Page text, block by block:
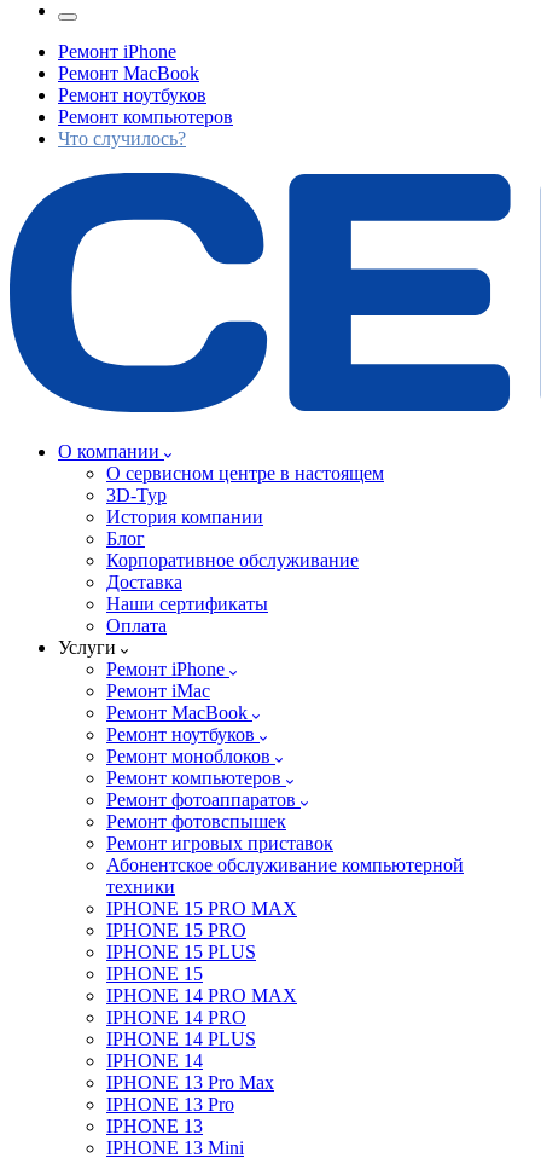
Ремонт iPhone
Ремонт MacBook
Ремонт ноутбуков
Ремонт компьютеров
Что случилось?
О компании
О сервисном центре в настоящем
3D-Тур
История компании
Блог
Корпоративное обслуживание
Доставка
Наши сертификаты
Оплата
Услуги
Ремонт iPhone
Ремонт iMac
Ремонт MacBook
Ремонт ноутбуков
Ремонт моноблоков
Ремонт компьютеров
Ремонт фотоаппаратов
Ремонт фотовспышек
Ремонт игровых приставок
Абонентское обслуживание компьютерной
техники
IPHONE 15 PRO MAX
IPHONE 15 PRO
IPHONE 15 PLUS
IPHONE 15
IPHONE 14 PRO MAX
IPHONE 14 PRO
IPHONE 14 PLUS
IPHONE 14
IPHONE 13 Pro Max
IPHONE 13 Pro
IPHONE 13
IPHONE 13 Mini